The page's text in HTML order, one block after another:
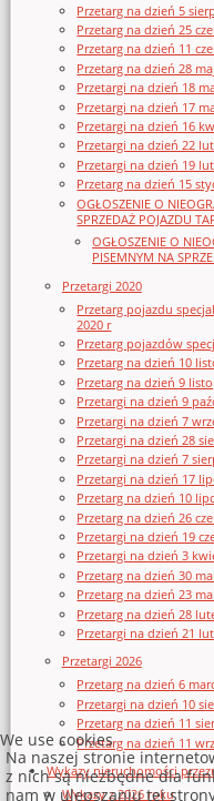
Przetarg na dzień 5
Przetarg na dzień 25
Przetarg na dzień 11
Przetarg na dzień 28
Przetargi na dzień 18
Przetargi na dzień 17
Przetargi na dzień 16
Przetargi na dzień 22
Przetargi na dzień 19
Przetarg na dzień 15
OGŁOSZENIE O
SPRZEDAŻ POJAZDU
OGŁOSZENIE O
PISEMNYM NA
Przetargi 2020
Przetarg pojazdu
2020 r
Przetarg pojazdów
Przetarg na dzień 10
Przetarg na dzień 9
Przetargi na dzień 9
Przetargi na dzień 7
Przetargi na dzień 28
Przetargi na dzień 7
Przetargi na dzień 17
Przetarg na dzień 10
Przetarg na dzień 26
Przetargi na dzień 19
Przetargi na dzień 3
Przetarg na dzień 30
Przetarg na dzień 23
Przetarg na dzień 28
Przetargi na dzień 21
Przetargi 2026
Przetarg na dzień 6
Przetargi na dzień 10
Przetarg na dzień 11
Przetarg na dzień 11
Wykazy nieruchomości
Wykazy z 2026 roku
We use cookies
Na naszej stronie
z nich są niezbędne dla
nam w ulepszaniu tej